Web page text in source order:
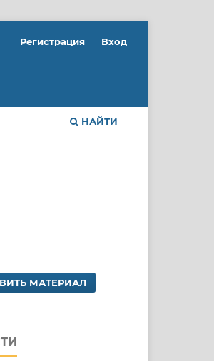
НАЙТИ
Регистрация Вход
МАТЕРИАЛ